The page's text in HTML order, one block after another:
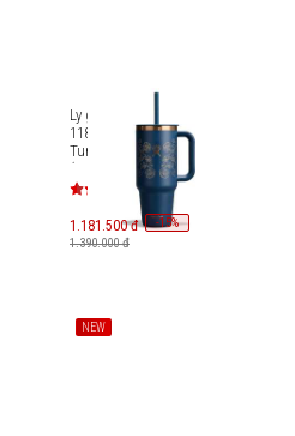
Ly giữ nhiệt Hydro Flask
1183 ml (40 Oz) Travel
Tumbler Season 2026
(Limited Edition) TT40
1.181.500 đ -15%
1.390.000 đ
NEW